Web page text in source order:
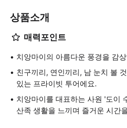
상품소개
매력포인트
치앙마이의 아름다운 풍경을 감
친구끼리, 연인끼리, 남 눈치 볼
있는 프라이빗 투어에요.
치앙마이를 대표하는 사원 '도이
산족 생활을 느끼며 즐거운 시간